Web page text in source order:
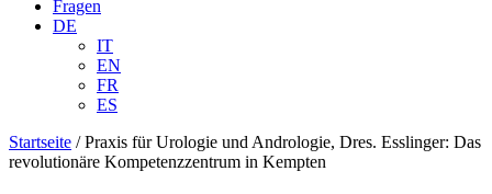
Fragen
DE
IT
EN
FR
ES
Startseite / Praxis für Urologie und Andrologie, Dres. Esslinger: Das
revolutionäre Kompetenzzentrum in Kempten